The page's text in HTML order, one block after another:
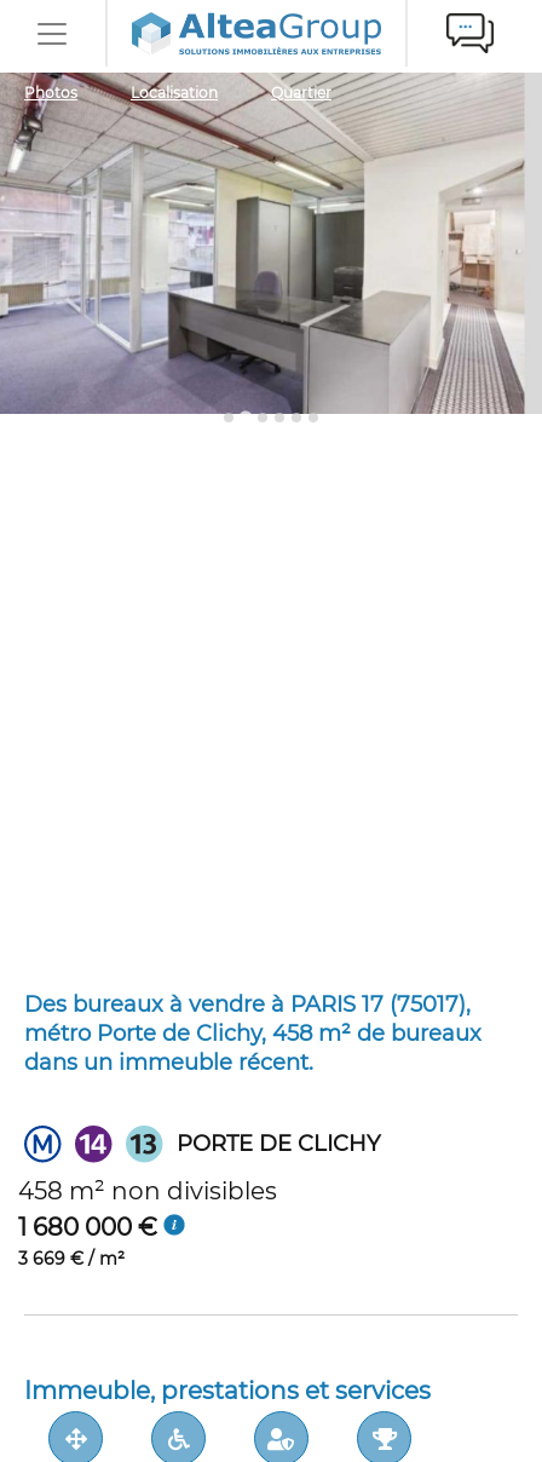
Photos Localisation Quartier
Des bureaux à vendre à PARIS 17 (75017),
métro Porte de Clichy, 458 m² de bureaux
dans un immeuble récent.
PORTE DE CLICHY
458 m² non divisibles
1 680 000 €
3 669 € / m²
Immeuble, prestations et services